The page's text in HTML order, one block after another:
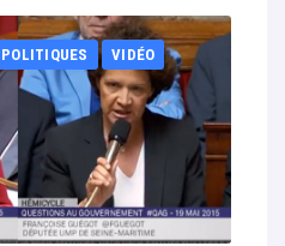
POLITIQUES VIDÉO